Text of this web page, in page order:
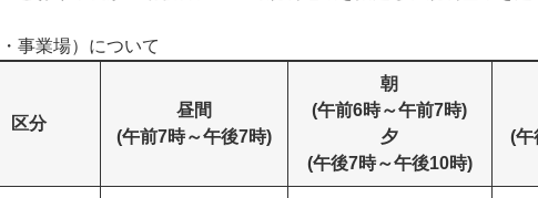
事業場）について
区分
昼間
(午前7時～午後7時)
朝
(午前6時～午前7時)
夕
(午後7時～午後10時)
(午